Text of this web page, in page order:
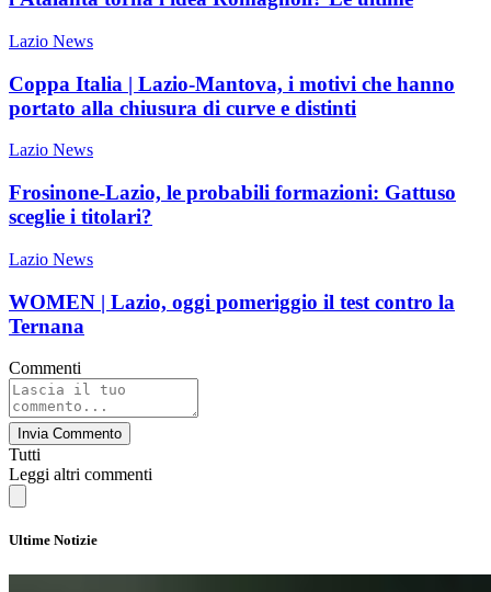
Lazio News
Coppa Italia | Lazio-Mantova, i motivi che hanno
portato alla chiusura di curve e distinti
Lazio News
Frosinone-Lazio, le probabili formazioni: Gattuso
sceglie i titolari?
Lazio News
WOMEN | Lazio, oggi pomeriggio il test contro la
Ternana
Commenti
Invia Commento
Tutti
Leggi altri commenti
Ultime Notizie